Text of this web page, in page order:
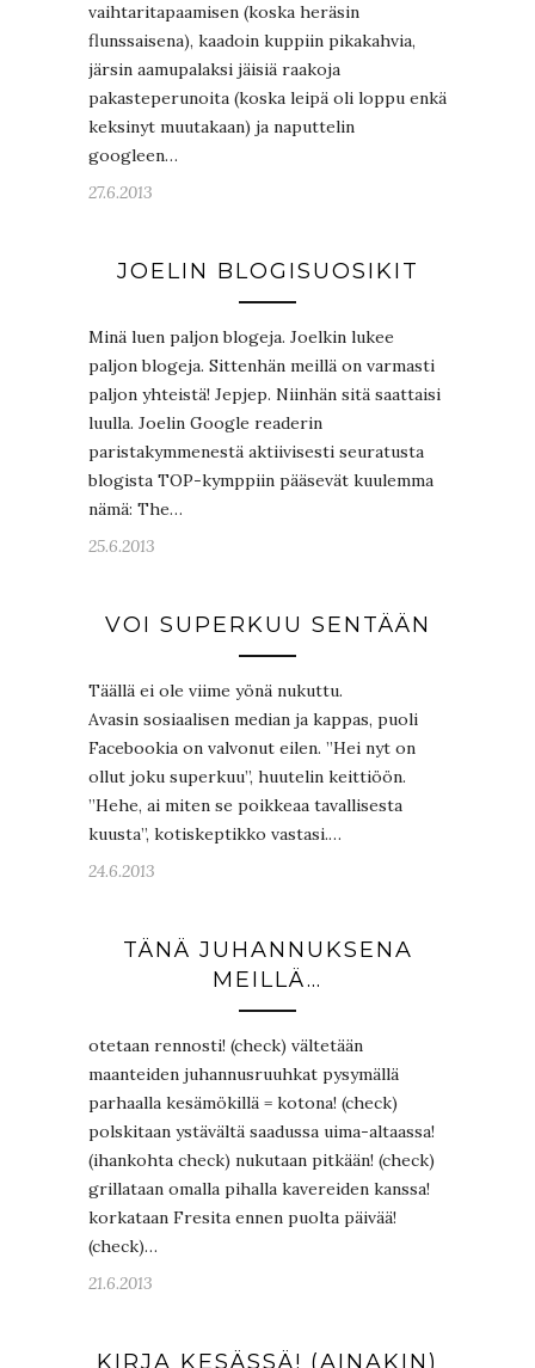
vaihtaritapaamisen (koska heräsin
flunssaisena), kaadoin kuppiin pikakahvia,
järsin aamupalaksi jäisiä raakoja
pakasteperunoita (koska leipä oli loppu enkä
keksinyt muutakaan) ja naputtelin
googleen…
27.6.2013
JOELIN BLOGISUOSIKIT
Minä luen paljon blogeja. Joelkin lukee
paljon blogeja. Sittenhän meillä on varmasti
paljon yhteistä! Jepjep. Niinhän sitä saattaisi
luulla. Joelin Google readerin
paristakymmenestä aktiivisesti seuratusta
blogista TOP-kymppiin pääsevät kuulemma
nämä: The…
25.6.2013
VOI SUPERKUU SENTÄÄN
Täällä ei ole viime yönä nukuttu.
Avasin sosiaalisen median ja kappas, puoli
Facebookia on valvonut eilen. ”Hei nyt on
ollut joku superkuu”, huutelin keittiöön.
”Hehe, ai miten se poikkeaa tavallisesta
kuusta”, kotiskeptikko vastasi.…
24.6.2013
TÄNÄ JUHANNUKSENA
MEILLÄ…
otetaan rennosti! (check) vältetään
maanteiden juhannusruuhkat pysymällä
parhaalla kesämökillä = kotona! (check)
polskitaan ystävältä saadussa uima-altaassa!
(ihankohta check) nukutaan pitkään! (check)
grillataan omalla pihalla kavereiden kanssa!
korkataan Fresita ennen puolta päivää!
(check)…
21.6.2013
KIRJA KESÄSSÄ! (AINAKIN)